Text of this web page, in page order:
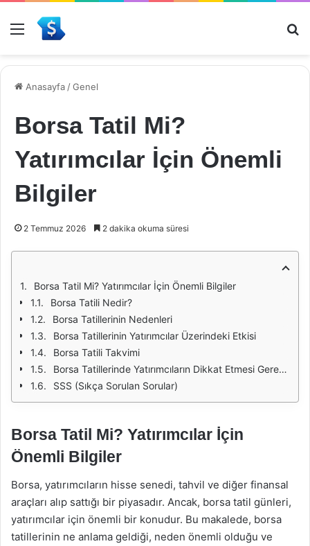
Menü
Anasayfa /Genel
Borsa Tatil Mi?
Yatırımcılar İçin Önemli
Bilgiler
2 Temmuz 2026 2 dakika okuma süresi
Borsa Tatil Mi? Yatırımcılar İçin Önemli Bilgiler
Borsa Tatili Nedir?
Borsa Tatillerinin Nedenleri
Borsa Tatillerinin Yatırımcılar Üzerindeki Etkisi
Borsa Tatili Takvimi
Borsa Tatillerinde Yatırımcıların Dikkat Etmesi Gerekenler
SSS (Sıkça Sorulan Sorular)
Borsa Tatil Mi? Yatırımcılar İçin
Önemli Bilgiler
Borsa, yatırımcıların hisse senedi, tahvil ve diğer finansal
araçları alıp sattığı bir piyasadır. Ancak, borsa tatil günleri,
yatırımcılar için önemli bir konudur. Bu makalede, borsa
tatillerinin ne anlama geldiği, neden önemli olduğu ve